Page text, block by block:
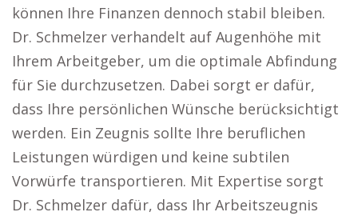
können Ihre Finanzen dennoch stabil bleiben.
Dr. Schmelzer verhandelt auf Augenhöhe mit
Ihrem Arbeitgeber, um die optimale Abfindung
für Sie durchzusetzen. Dabei sorgt er dafür,
dass Ihre persönlichen Wünsche berücksichtigt
werden. Ein Zeugnis sollte Ihre beruflichen
Leistungen würdigen und keine subtilen
Vorwürfe transportieren. Mit Expertise sorgt
Dr. Schmelzer dafür, dass Ihr Arbeitszeugnis